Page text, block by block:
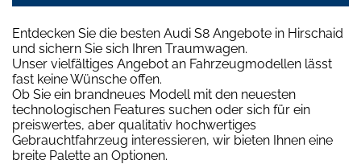
Entdecken Sie die besten Audi S8 Angebote in Hirschaid
und sichern Sie sich Ihren Traumwagen.
Unser vielfältiges Angebot an Fahrzeugmodellen lässt
fast keine Wünsche offen.
Ob Sie ein brandneues Modell mit den neuesten
technologischen Features suchen oder sich für ein
preiswertes, aber qualitativ hochwertiges
Gebrauchtfahrzeug interessieren, wir bieten Ihnen eine
breite Palette an Optionen.